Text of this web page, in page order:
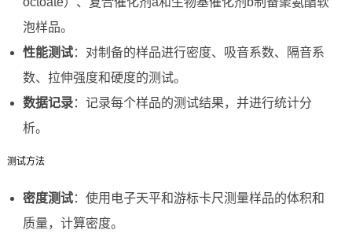
泡样品。
性能测试：对制备的样品进行密度、吸音系数、隔音系
数、拉伸强度和硬度的测试。
数据记录：记录每个样品的测试结果，并进行统计分
析。
测试方法
密度测试：使用电子天平和游标卡尺测量样品的体积和
质量，计算密度。